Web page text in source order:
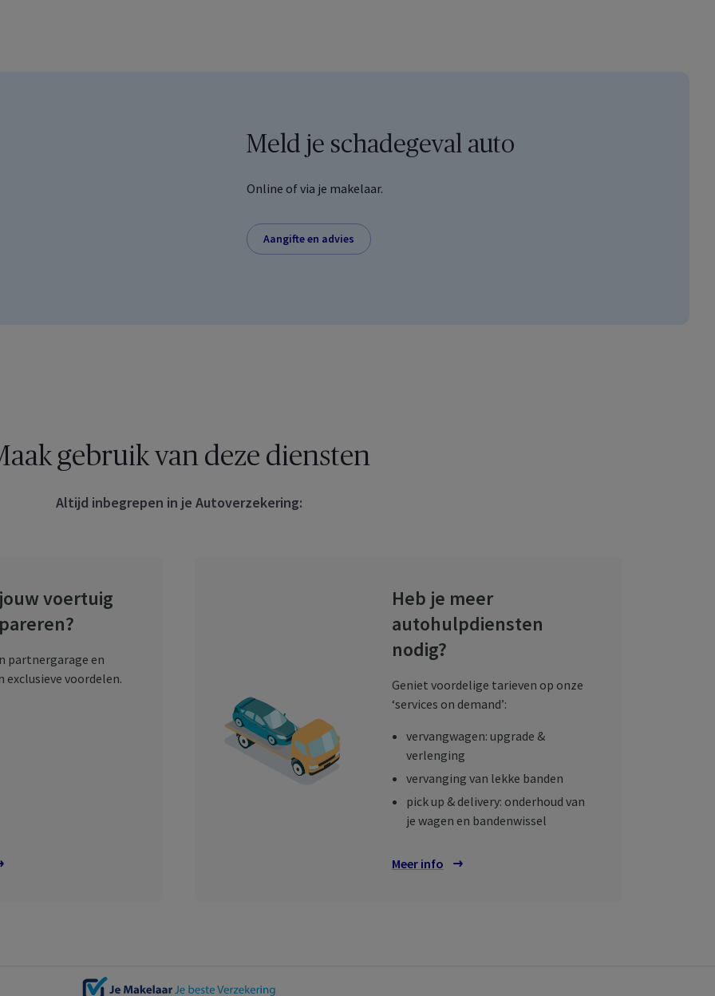
Wat kan je allemaal doen in je MyAXA
Meld je schadegeval auto
Online of via je makelaar.
Aangifte en advies
gebruik van deze diensten
Altijd inbegrepen in je Autoverzekering:
voertuig
partnergarage en
exclusieve voordelen.
Heb je meer
autohulpdiensten
nodig?
Geniet voordelige tarieven op onze
‘services on demand’:
vervangwagen: upgrade &
verlenging
vervanging van lekke banden
pick up & delivery: onderhoud van
je wagen en bandenwissel
Meer info